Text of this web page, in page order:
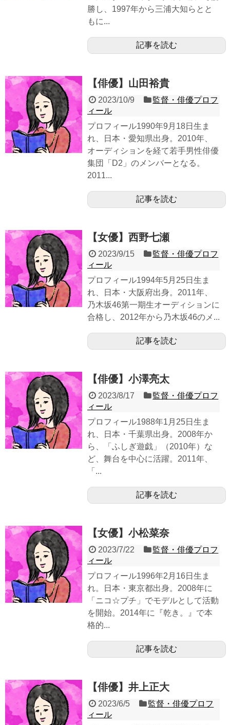
勝し、1997年から三浦大知らとと
もに...
記事を読む
【俳優】山田裕貴
2023/10/9
監督・俳優プロフ
ィール
プロフィール1990年9月18日生ま
れ、日本・愛知県出身。2010年、
オーディションを経て若手男性俳優
集団「D2」のメンバーとなる。
2011...
記事を読む
【女優】西野七瀬
2023/9/15
監督・俳優プロフ
ィール
プロフィール1994年5月25日生ま
れ、日本・大阪府出身。2011年、
乃木坂46第一期生オーディションに
合格し、2012年から乃木坂46のメ...
記事を読む
【俳優】小澤亮太
2023/8/17
監督・俳優プロフ
ィール
プロフィール1988年1月25日生ま
れ、日本・千葉県出身。2008年か
ら、「ふしぎ遊戯」（2010年）な
ど、舞台を中心に活躍。2011年、
「...
記事を読む
【女優】小松菜奈
2023/7/22
監督・俳優プロフ
ィール
プロフィール1996年2月16日生ま
れ。日本・東京都出身。2008年に
「ニコ☆プチ」でモデルとして活動
を開始。2014年に『乾き。』で本
格的...
記事を読む
【俳優】井上正大
2023/6/5
監督・俳優プロフ
ィール